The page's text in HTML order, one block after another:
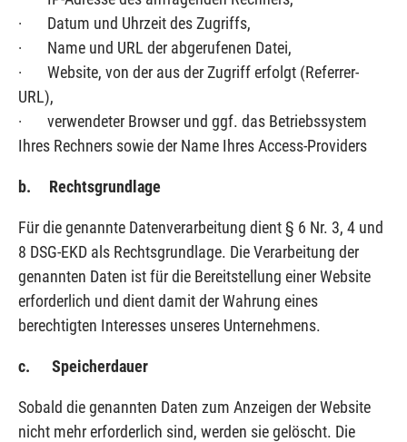
· Datum und Uhrzeit des Zugriffs,
· Name und URL der abgerufenen Datei,
· Website, von der aus der Zugriff erfolgt (Referrer-
URL),
· verwendeter Browser und ggf. das Betriebssystem
Ihres Rechners sowie der Name Ihres Access-Providers
b. Rechtsgrundlage
Für die genannte Datenverarbeitung dient § 6 Nr. 3, 4 und
8 DSG-EKD als Rechtsgrundlage. Die Verarbeitung der
genannten Daten ist für die Bereitstellung einer Website
erforderlich und dient damit der Wahrung eines
berechtigten Interesses unseres Unternehmens.
c. Speicherdauer
Sobald die genannten Daten zum Anzeigen der Website
nicht mehr erforderlich sind, werden sie gelöscht. Die